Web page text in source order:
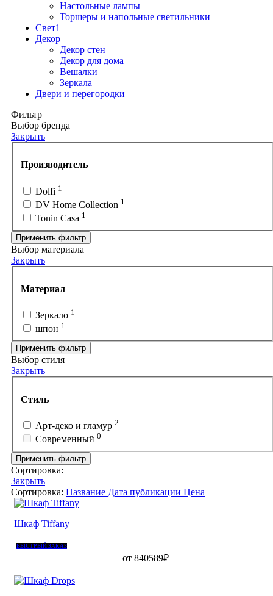
Настольные лампы
Торшеры и напольные светильники
Свет1
Декор
Декор стен
Декор для дома
Вешалки
Зеркала
Двери и перегородки
Фильтр
Выбор бренда
Закрыть
Производитель
Dolfi 1
DV Home Collection 1
Tonin Casa 1
Применить фильтр
Выбор материала
Закрыть
Материал
Зеркало 1
шпон 1
Применить фильтр
Выбор стиля
Закрыть
Стиль
Арт-деко и гламур 2
Современный 0
Применить фильтр
Сортировка:
Закрыть
Сортировка: Название Дата публикации Цена
Шкаф Tiffany
БЫСТРЫЙ ЗАКАЗ
от 840589₽